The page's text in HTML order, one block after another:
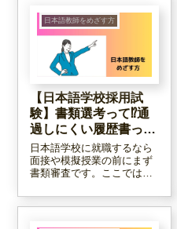
にまとめてみました。
日本語教師をめざす方
【日本語学校採用試
験】書類選考って⁉通
過しにくい履歴書っ
て？
日本語学校に就職するなら
面接や模擬授業の前にまず
書類審査です。ここでは通
しますので、そうでない履
歴書を仕上げてほしいと思